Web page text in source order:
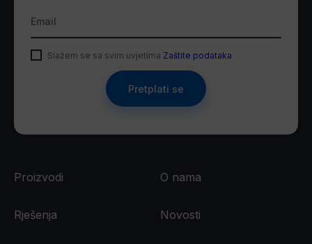
Proizvodi
Rješenja
O nama
Novosti
Email
Slažem se sa svim uvjetima Zaštite podataka
Pretplati se